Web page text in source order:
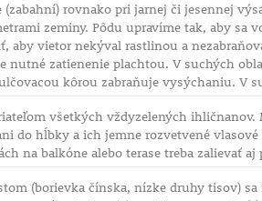
rovnako pri jarnej či jesennej
zeminy. Pôdu upravíme tak, aby
aby vietor nekýval rastlinou a
nutné zatienenie plachtou. V suchých
kôrou zabraňuje vysýchaniu. V
všetkých vždyzelených
do hĺbky a ich jemne rozvetvené
na balkóne alebo terase treba zalievať
(borievka čínska, nízke druhy tisov)